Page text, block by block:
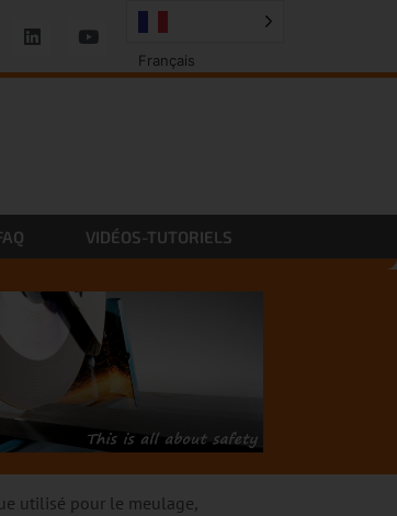
Français
VIDÉOS-TUTORIELS
utilisé pour le meulage,